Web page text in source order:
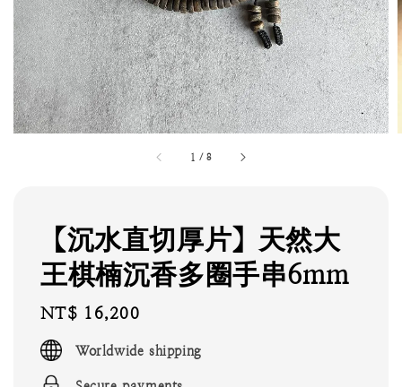
1 /8
【沉水直切厚片】天然大
王棋楠沉香多圈手串6mm
Regular
price
NT$ 16,200
Worldwide shipping